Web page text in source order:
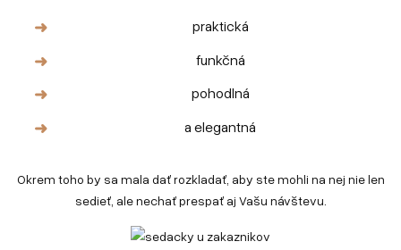
praktická
funkčná
pohodlná
a elegantná
Okrem toho by sa mala dať rozkladať, aby ste mohli na nej nie len
sedieť, ale nechať prespať aj Vašu návštevu.